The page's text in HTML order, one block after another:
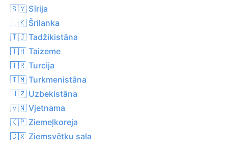
🇸🇾 Sīrija
🇱🇰 Šrilanka
🇹🇯 Tadžikistāna
🇹🇭 Taizeme
🇹🇷 Turcija
🇹🇲 Turkmenistāna
🇺🇿 Uzbekistāna
🇻🇳 Vjetnama
🇰🇵 Ziemeļkoreja
🇨🇽 Ziemsvētku sala